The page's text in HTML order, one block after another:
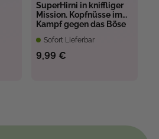
SuperHirni in kniffliger
Mission. Kopfnüsse im
Kampf gegen das Böse
Sofort Lieferbar
9,99 €